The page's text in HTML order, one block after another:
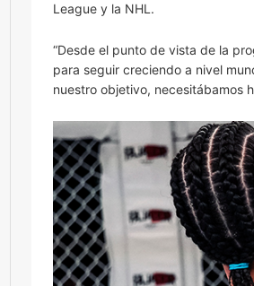
League y la NHL.
“Desde el punto de vista de la
para seguir creciendo a nivel
nuestro objetivo, necesitábamos